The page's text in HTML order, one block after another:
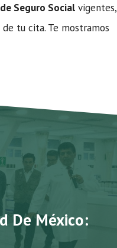
Seguro Social vigentes,
tu cita. Te mostramos
De México: